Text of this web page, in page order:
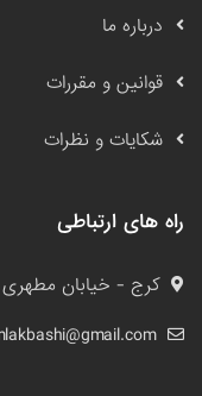
درباره ما
قوانین و مقررات
شکایات و نظرات
راه های ارتباطی
کرج - خیابان مطهری